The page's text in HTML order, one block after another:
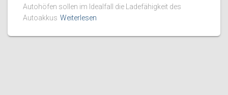
Autohöfen sollen im Idealfall die Ladefähigkeit des
Autoakkus Weiterlesen